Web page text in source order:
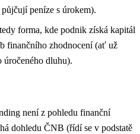
peníze s úrokem).
forma, kde podnik získá kapitál
finančního zhodnocení(ať už
dluhu).
není z pohledu finanční
dohledu ČNB (řídí se v podstatě